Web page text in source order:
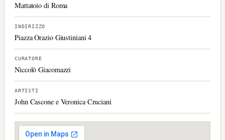
Mattatoio di Roma
INDIRIZZO
Piazza Orazio Giustiniani 4
CURATORE
Niccolò Giacomazzi
ARTISTI
John Cascone e Veronica Cruciani